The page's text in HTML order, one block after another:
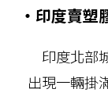
‧印度賣塑
印度北部
出現一輛掛